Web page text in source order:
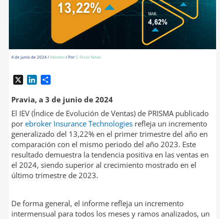
4 de junio de 2024/ebroker/ PorS. Fecor News
n
e
d
I
n
m
a
t
i
r
Pravia, a 3 de junio de 2024
El IEV (Índice de Evolución de Ventas) de PRISMA publicado
por ebroker Insurance Technologiesrefleja un incremento
generalizado del 13,22% en el primer trimestre del año en
comparación con el mismo periodo del año 2023. Este
resultado demuestra la tendencia positiva en las ventas en
el 2024, siendo superior al crecimiento mostrado en el
último trimestre de 2023.
De forma general, el informe refleja un incremento
intermensual para todos los meses y ramos analizados, un